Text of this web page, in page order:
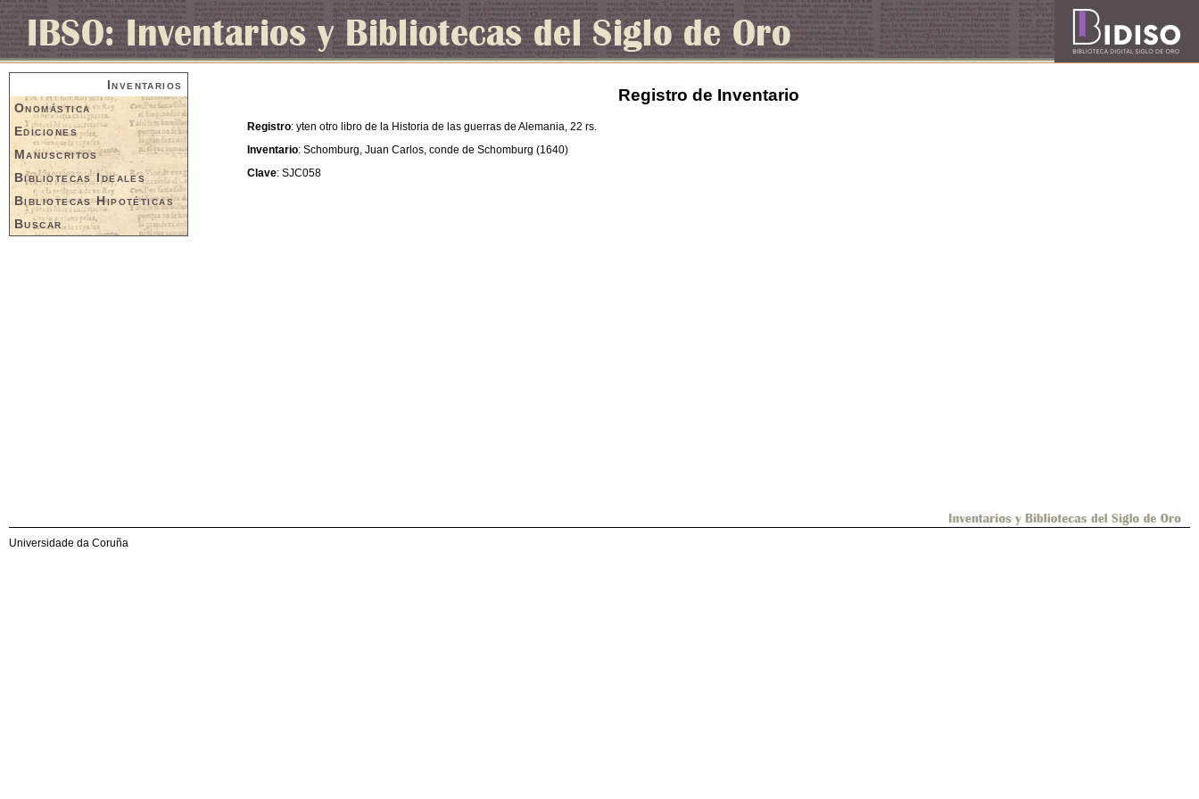
Inventarios
Onomástica
Ediciones
Manuscritos
Bibliotecas Ideales
Bibliotecas Hipotéticas
Buscar
Registro de Inventario
Registro: yten otro libro de la Historia de las guerras de Alemania, 22 rs.
Inventario: Schomburg, Juan Carlos, conde de Schomburg (1640)
Clave: SJC058
Universidade da Coruña